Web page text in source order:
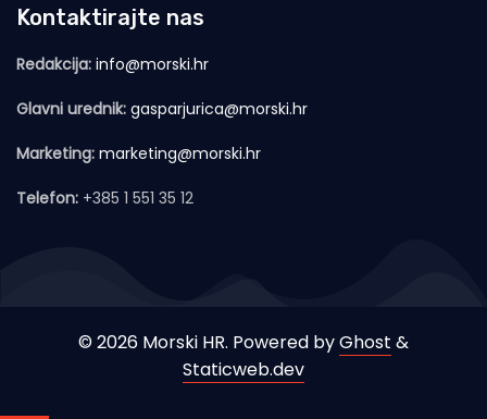
Kontaktirajte nas
Redakcija: info@morski.hr
Glavni urednik: gasparjurica@morski.hr
Marketing: marketing@morski.hr
Telefon: +385 1 551 35 12
© 2026 Morski HR. Powered byGhost &
Staticweb.dev